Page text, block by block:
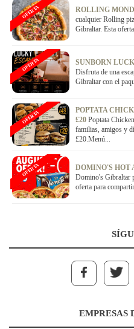
ROLLING
cualquier Rolling
Gibraltar. Esta
OFERTA
SUNBORN
Disfruta de una
Gibraltar con el
OFERTA
POPTATA
£20 Poptata
familias, amigos y
£20.Menú...
OFERTA
DOMINO'S HOT
Domino's Gibraltar
oferta para
OFERTA
EMPRESAS